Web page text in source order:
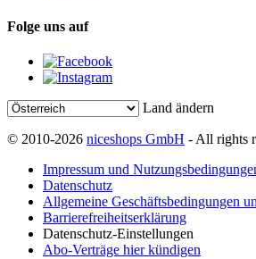
Folge uns auf
Land ändern
© 2010-2026 niceshops GmbH - All rights
Impressum und
Datenschutz
Allgemeine Geschäftsbedingungen
Barrierefreiheitserklärung
Datenschutz-Einstellungen
Abo-Verträge hier kündigen